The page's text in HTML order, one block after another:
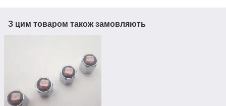
З цим товаром також замовляють